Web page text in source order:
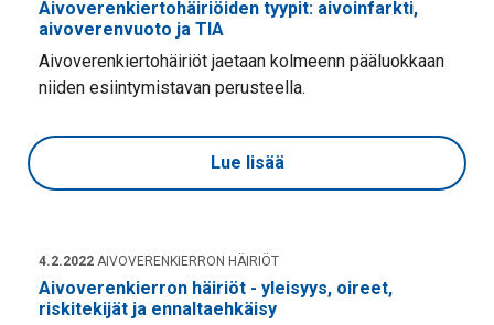
Aivoverenkiertohäiriöiden tyypit: aivoinfarkti,
aivoverenvuoto ja TIA
Aivoverenkiertohäiriöt jaetaan kolmeenn pääluokkaan
niiden esiintymistavan perusteella.
Lue lisää
4.2.2022 AIVOVERENKIERRON HÄIRIÖT
Aivoverenkierron häiriöt - yleisyys, oireet,
riskitekijät ja ennaltaehkäisy